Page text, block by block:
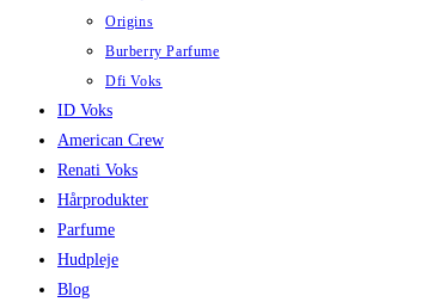
Origins
Burberry Parfume
Dfi Voks
ID Voks
American Crew
Renati Voks
Hårprodukter
Parfume
Hudpleje
Blog